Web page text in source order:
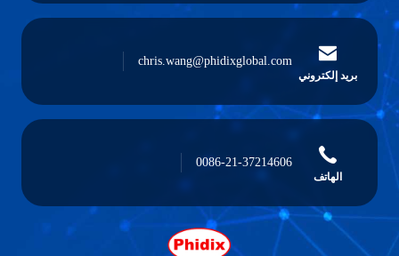
بريد إلكتروني
chris.wang@phidixglobal.com
الهاتف
0086-21-37214606